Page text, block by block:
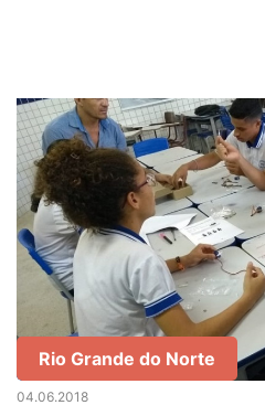
Rio Grande do Norte
04.06.2018